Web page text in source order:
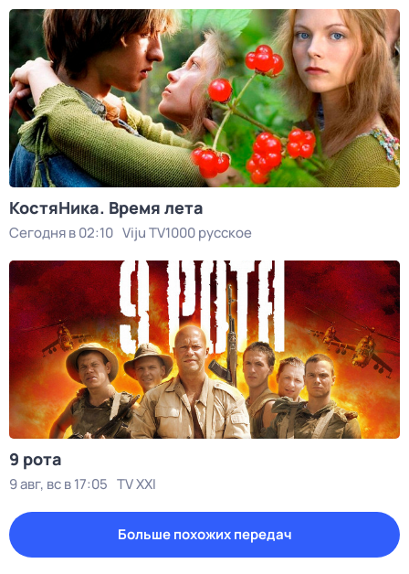
КостяНика. Время лета
Сегодня в 02:10 Viju TV1000 русское
9 рота
9 авг, вс в 17:05 TV XXI
Больше похожих передач